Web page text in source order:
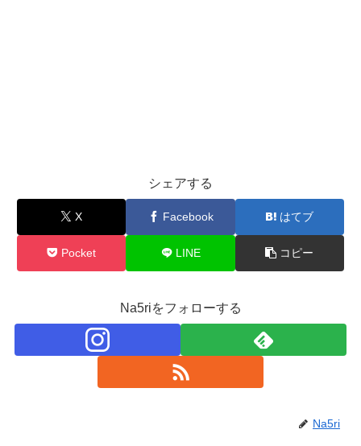
シェアする
X Facebook はてブ
Pocket LINE コピー
Na5riをフォローする
Na5ri